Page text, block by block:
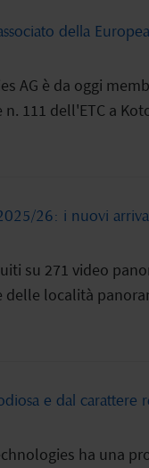
della
AG è da oggi
111 dell'ETC a
26: i nuovi
su 271 video
località
e dal carattere
ha una